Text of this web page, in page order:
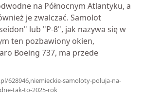
na Północnym Atlantyku, a
je zwalczać. Samolot
lub "P-8", jak nazywa się w
ten pozbawiony okien,
Boeing 737, ma przede
628946,niemieckie-samoloty-poluja-na-
tak-to-2025-rok